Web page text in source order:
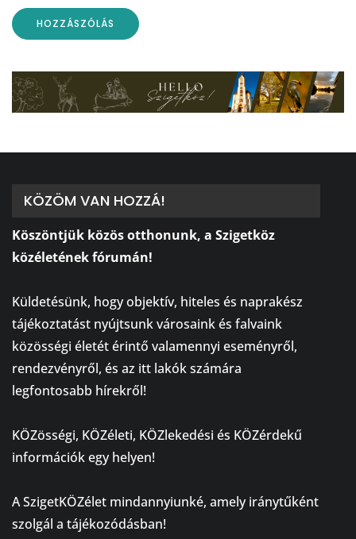
KÖZÖM VAN HOZZÁ!
Köszöntjük közös otthonunk, a Szigetköz
közéletének fórumán!
Küldetésünk, hogy objektív, hiteles és naprakész
tájékoztatást nyújtsunk városaink és falvaink
közösségi életét érintő valamennyi eseményről,
rendezvényről, és az itt lakók számára
legfontosabb hírekről!
KÖZösségi, KÖZéleti, KÖZlekedési és KÖZérdekű
információk egy helyen!
A SzigetKÖZélet mindannyiunké, amely iránytűként
szolgál a tájékozódásban!